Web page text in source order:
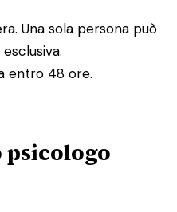
Una sola persona può
entro 48 ore.